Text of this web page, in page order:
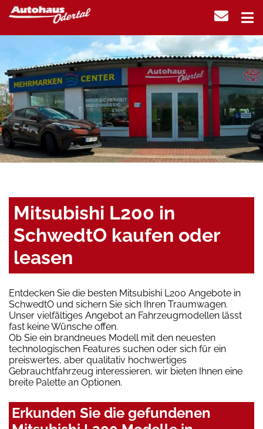
Mitsubishi L200 in
SchwedtO kaufen oder
leasen
Entdecken Sie die besten Mitsubishi L200 Angebote in
SchwedtO und sichern Sie sich Ihren Traumwagen.
Unser vielfältiges Angebot an Fahrzeugmodellen lässt
fast keine Wünsche offen.
Ob Sie ein brandneues Modell mit den neuesten
technologischen Features suchen oder sich für ein
preiswertes, aber qualitativ hochwertiges
Gebrauchtfahrzeug interessieren, wir bieten Ihnen eine
breite Palette an Optionen.
Erkunden Sie die gefundenen